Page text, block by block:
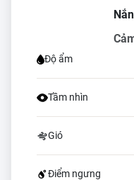
Độ ẩm
Tầm nhìn
Gió
Điểm ngưng